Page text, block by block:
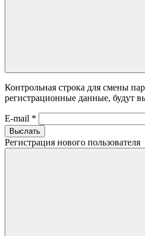
Контрольная строка для смены
регистрационные данные, будут
E-mail *
Выслать
Регистрация нового пользователя